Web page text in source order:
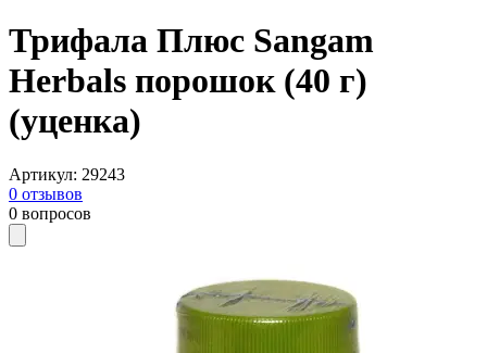
Трифала Плюс Sangam
Herbals порошок (40 г)
(уценка)
Артикул: 29243
0 отзывов
0 вопросов